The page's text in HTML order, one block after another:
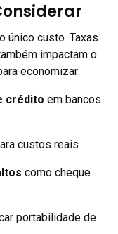
único custo. Taxas
impactam o
economizar:
crédito em bancos
custos reais
como cheque
portabilidade de